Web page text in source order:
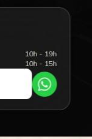
10h - 19h
10h - 15h